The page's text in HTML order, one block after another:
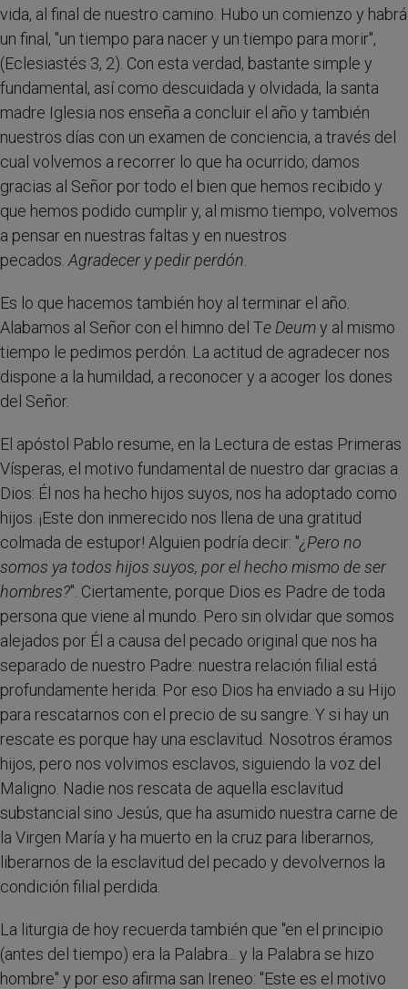
vida, al final de nuestro camino. Hubo un comienzo y habrá
un final, "un tiempo para nacer y un tiempo para morir",
(Eclesiastés 3, 2). Con esta verdad, bastante simple y
fundamental, así como descuidada y olvidada, la santa
madre Iglesia nos enseña a concluir el año y también
nuestros días con un examen de conciencia, a través del
cual volvemos a recorrer lo que ha ocurrido; damos
gracias al Señor por todo el bien que hemos recibido y
que hemos podido cumplir y, al mismo tiempo, volvemos
a pensar en nuestras faltas y en nuestros
pecados. Agradecer y pedir perdón
Es lo que hacemos también hoy al terminar el año.
Alabamos al Señor con el himno del Te Deumy al mismo
tiempo le pedimos perdón. La actitud de agradecer nos
dispone a la humildad, a reconocer y a acoger los dones
del Señor.
El apóstol Pablo resume, en la Lectura de estas Primeras
Vísperas, el motivo fundamental de nuestro dar gracias a
Dios: Él nos ha hecho hijos suyos, nos ha adoptado como
hijos. ¡Este don inmerecido nos llena de una gratitud
colmada de estupor! Alguien podría decir: "¿Pero no
somos ya todos hijos suyos, por el hecho mismo de ser
hombres?". Ciertamente, porque Dios es Padre de toda
persona que viene al mundo. Pero sin olvidar que somos
alejados por Él a causa del pecado original que nos ha
separado de nuestro Padre: nuestra relación filial está
profundamente herida. Por eso Dios ha enviado a su Hijo
para rescatarnos con el precio de su sangre. Y si hay un
rescate es porque hay una esclavitud. Nosotros éramos
hijos, pero nos volvimos esclavos, siguiendo la voz del
Maligno. Nadie nos rescata de aquella esclavitud
substancial sino Jesús, que ha asumido nuestra carne de
la Virgen María y ha muerto en la cruz para liberarnos,
liberarnos de la esclavitud del pecado y devolvernos la
condición filial perdida.
La liturgia de hoy recuerda también que "en el principio
(antes del tiempo) era la Palabra... y la Palabra se hizo
hombre" y por eso afirma san Ireneo: "Este es el motivo